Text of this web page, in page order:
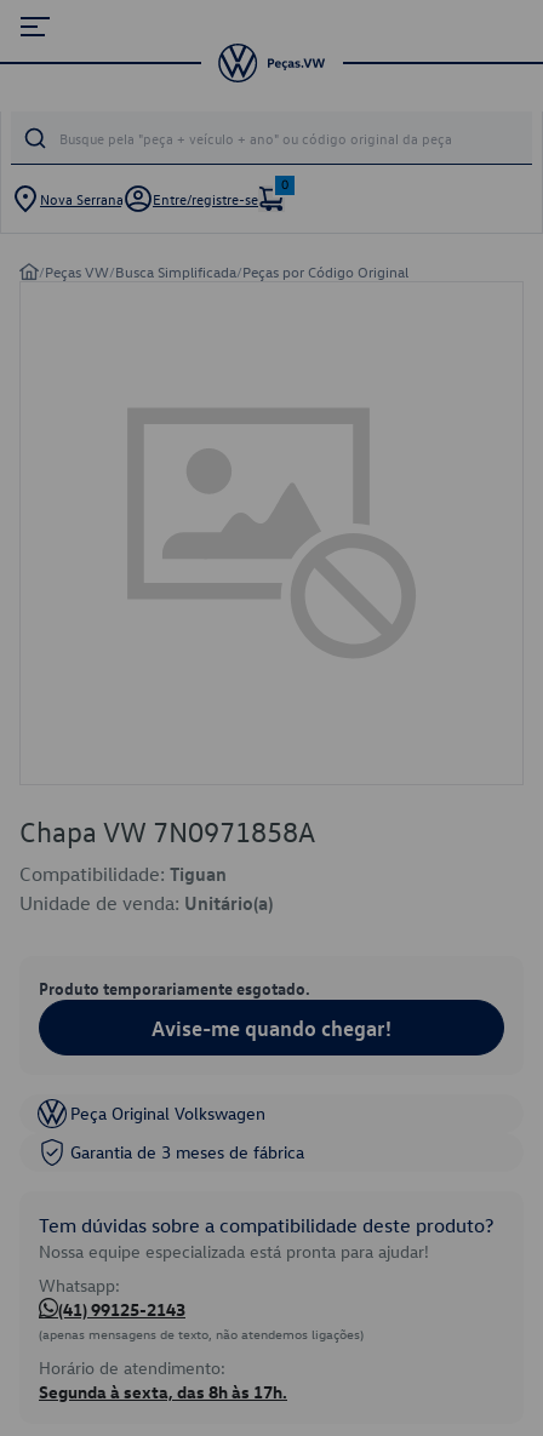
Nova Serrana Entre/registre-se
0
/Peças VW/Busca Simplificada/Peças por Código Original
Chapa VW 7N0971858A
Compatibilidade: Tiguan
Unidade de venda: Unitário(a)
Produto temporariamente esgotado.
Avise-me quando chegar!
Peça Original Volkswagen
Garantia de 3 meses de fábrica
Tem dúvidas sobre a compatibilidade deste produto?
Nossa equipe especializada está pronta para ajudar!
Whatsapp:
(41) 99125-2143
(apenas mensagens de texto, não atendemos ligações)
Horário de atendimento:
Segunda à sexta, das 8h às 17h.